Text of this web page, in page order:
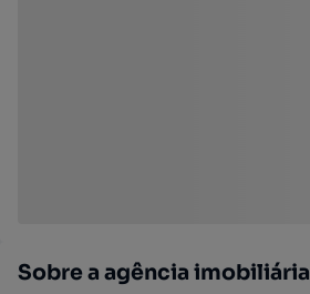
Sobre a agência imobiliária